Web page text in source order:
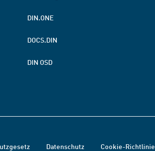
DIN.ONE
DOCS.DIN
DIN OSD
Datenschutz Cookie-Richtlinie